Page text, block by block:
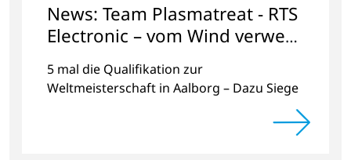
News: Team Plasmatreat - RTS
Electronic – vom Wind verweht
am Neusiedler See?
5 mal die Qualifikation zur
Weltmeisterschaft in Aalborg – Dazu Siege